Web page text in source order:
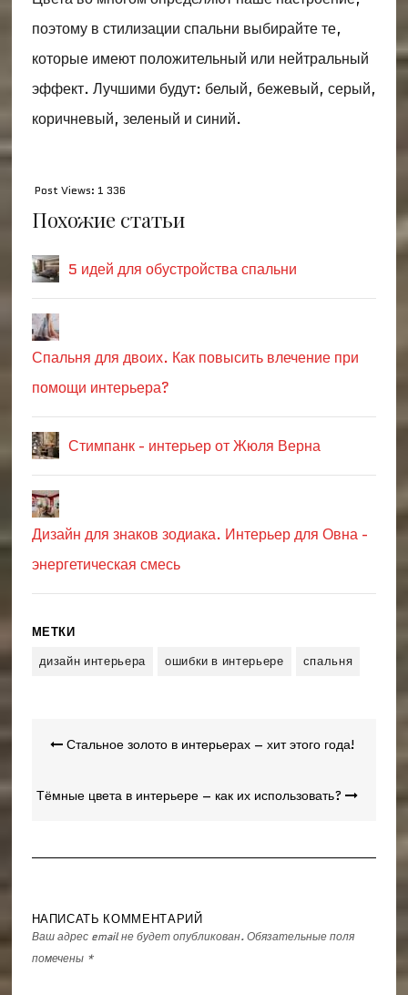
поэтому в стилизации спальни выбирайте те,
которые имеют положительный или нейтральный
эффект. Лучшими будут: белый, бежевый, серый,
коричневый, зеленый и синий.
Post Views: 1 336
Похожие статьи
5 идей для обустройства спальни
Спальня для двоих. Как повысить влечение при
помощи интерьера?
Стимпанк - интерьер от Жюля Верна
Дизайн для знаков зодиака. Интерьер для Овна -
энергетическая смесь
МЕТКИ
дизайн интерьера
ошибки в интерьере спальня
Навигация
записям
Стальное золото в интерьерах – хит этого года!
Тёмные цвета в интерьере – как их использовать?
НАПИСАТЬ КОММЕНТАРИЙ
Ваш адрес email не будет опубликован. Обязательные поля
помечены *